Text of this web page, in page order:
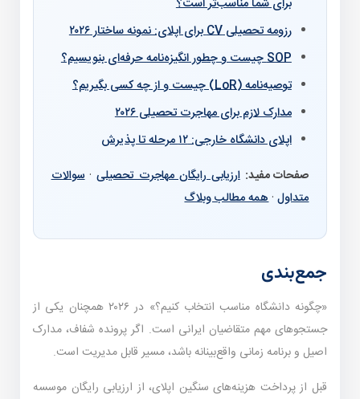
رزومه تحصیلی CV برای اپلای: نمونه ساختار ۲۰۲۶
SOP چیست و چطور انگیزه‌نامه حرفه‌ای بنویسیم؟
توصیه‌نامه (LoR) چیست و از چه کسی بگیریم؟
مدارک لازم برای مهاجرت تحصیلی ۲۰۲۶
اپلای دانشگاه خارجی: ۱۲ مرحله تا پذیرش
صفحات مفید: ارزیابی رایگان مهاجرت تحصیلی·سوالات
متداول·همه مطالب وبلاگ
جمع‌بندی
«چگونه دانشگاه مناسب انتخاب کنیم؟» در ۲۰۲۶ همچنان یکی از
جستجوهای مهم متقاضیان ایرانی است. اگر پرونده شفاف، مدارک
اصیل و برنامه زمانی واقع‌بینانه باشد، مسیر قابل مدیریت است.
قبل از پرداخت هزینه‌های سنگین اپلای، از ارزیابی رایگان موسسه